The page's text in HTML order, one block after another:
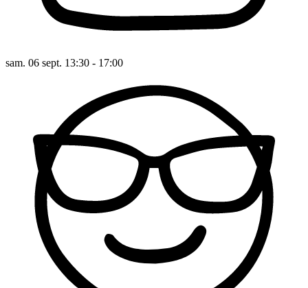
sam. 06 sept. 13:30 - 17:00